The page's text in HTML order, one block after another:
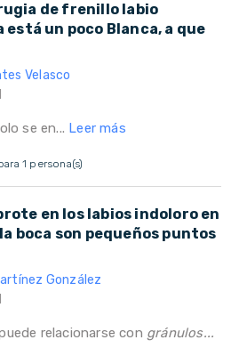
de frenillo labio
un poco Blanca, a que
Velasco
se en... Leer más
1 persona(s)
en los labios indoloro en
boca son pequeños puntos
González
relacionarse con gránulos...